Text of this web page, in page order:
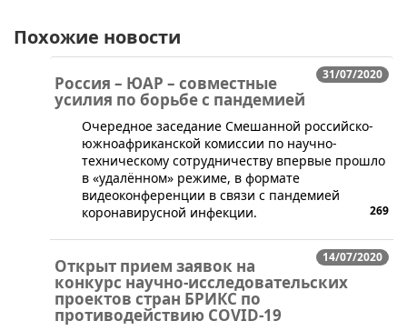
Похожие новости
31/07/2020
Россия – ЮАР – совместные
усилия по борьбе с пандемией
Очередное заседание Смешанной российско-
южноафриканской комиссии по научно-
техническому сотрудничеству впервые прошло
в «удалённом» режиме, в формате
видеоконференции в связи с пандемией
коронавирусной инфекции.
269
14/07/2020
Открыт прием заявок на
конкурс научно-исследовательских
проектов стран БРИКС по
противодействию COVID-19